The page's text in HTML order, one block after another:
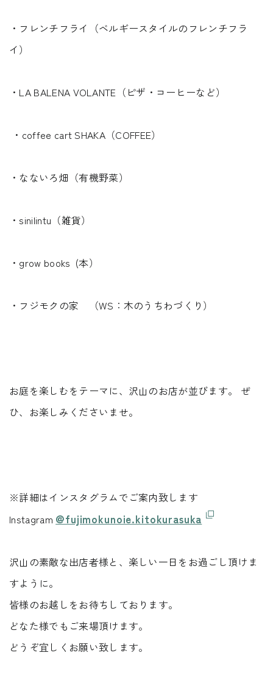
・フレンチフライ（ベルギースタイルのフレンチフラ
イ）
・LA BALENA VOLANTE（ピザ・コーヒーなど）
・coffee cart SHAKA（COFFEE）
・なないろ畑（有機野菜）
・sinilintu（雑貨）
・grow books (本）
・フジモクの家 （WS：木のうちわづくり）
お庭を楽しむをテーマに、沢山のお店が並びます。 ぜ
ひ、お楽しみくださいませ。
※詳細はインスタグラムでご案内致します
Instagram @fujimokunoie.kitokurasuka
沢山の素敵な出店者様と、楽しい一日をお過ごし頂けま
すように。
皆様のお越しをお待ちしております。
どなた様でもご来場頂けます。
どうぞ宜しくお願い致します。